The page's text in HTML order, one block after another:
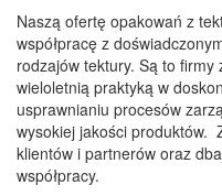
Naszą ofertę opakowań z
współpracę z
rodzajów tektury. Są to
wieloletnią praktyką w
usprawnianiu procesów
wysokiej jakości produktów.
klientów i partnerów oraz
współpracy.